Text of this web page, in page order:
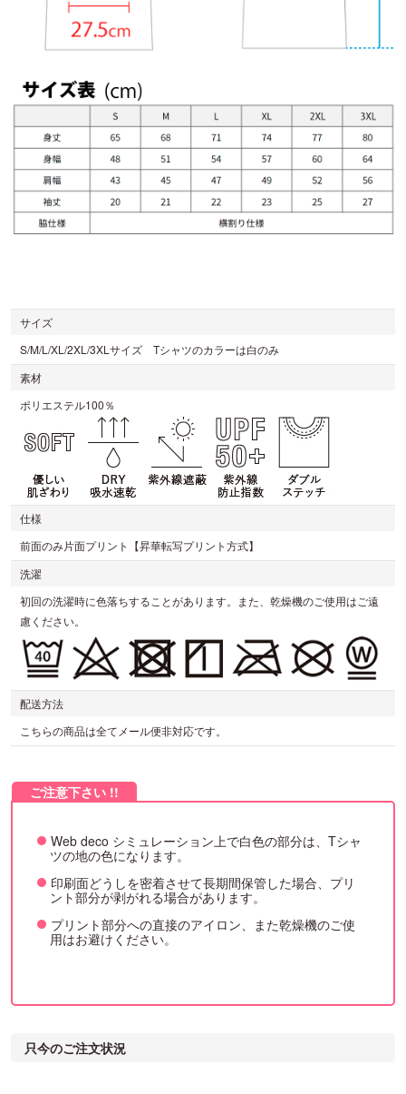
サイズ
S/M/L/XL/2XL/3XLサイズ Tシャツのカラーは白のみ
素材
ポリエステル100％
仕様
前面のみ片面プリント【昇華転写プリント方式】
洗濯
初回の洗濯時に色落ちすることがあります。また、乾燥機のご使用はご遠
慮ください。
配送方法
こちらの商品は全てメール便非対応です。
Web deco シミュレーション上で白色の部分は、Tシャ
ツの地の色になります。
印刷面どうしを密着させて長期間保管した場合、プリ
ント部分が剥がれる場合があります。
プリント部分への直接のアイロン、また乾燥機のご使
用はお避けください。
只今のご注文状況